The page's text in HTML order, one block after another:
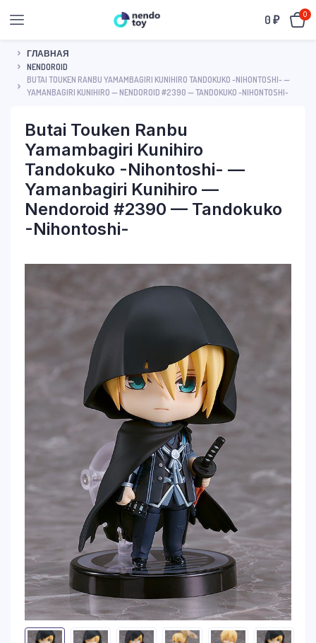
0₽ 0
ГЛАВНАЯ
NENDOROID
BUTAI TOUKEN RANBU YAMAMBAGIRI KUNIHIRO TANDOKUKO -NIHONTOSHI- —
YAMANBAGIRI KUNIHIRO — NENDOROID #2390 — TANDOKUKO -NIHONTOSHI-
Butai Touken Ranbu
Yamambagiri Kunihiro
Tandokuko -Nihontoshi- —
Yamanbagiri Kunihiro —
Nendoroid #2390 — Tandokuko
-Nihontoshi-